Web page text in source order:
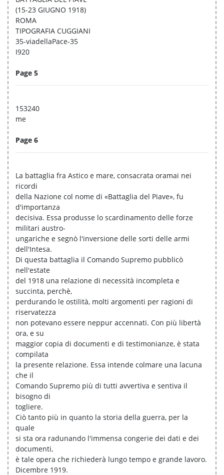
(15-23 GIUGNO 1918)
ROMA
TIPOGRAFIA CUGGIANI
35-viadellaPace-35
I920
Page 5
153240
me
Page 6
La battaglia fra Astico e mare, consacrata oramai nei
ricordi
della Nazione col nome di «Battaglia del Piave», fu
d'importanza
decisiva. Essa produsse lo scardinamento delle forze
militari austro-
ungariche e segnò l'inversione delle sorti delle armi
dell'Intesa.
Di questa battaglia il Comando Supremo pubblicò
nell'estate
del 1918 una relazione di necessità incompleta e
succinta, perchè,
perdurando le ostilità, molti argomenti per ragioni di
riservatezza
non potevano essere neppur accennati. Con più libertà
ora, e su
maggior copia di documenti e di testimonianze, è stata
compilata
la presente relazione. Essa intende colmare una lacuna
che il
Comando Supremo più di tutti avvertiva e sentiva il
bisogno di
togliere.
Ciò tanto più in quanto la storia della guerra, per la
quale
si sta ora radunando l'immensa congerie dei dati e dei
documenti,
è tale opera che richiederà lungo tempo e grande lavoro.
Dicembre 1919.